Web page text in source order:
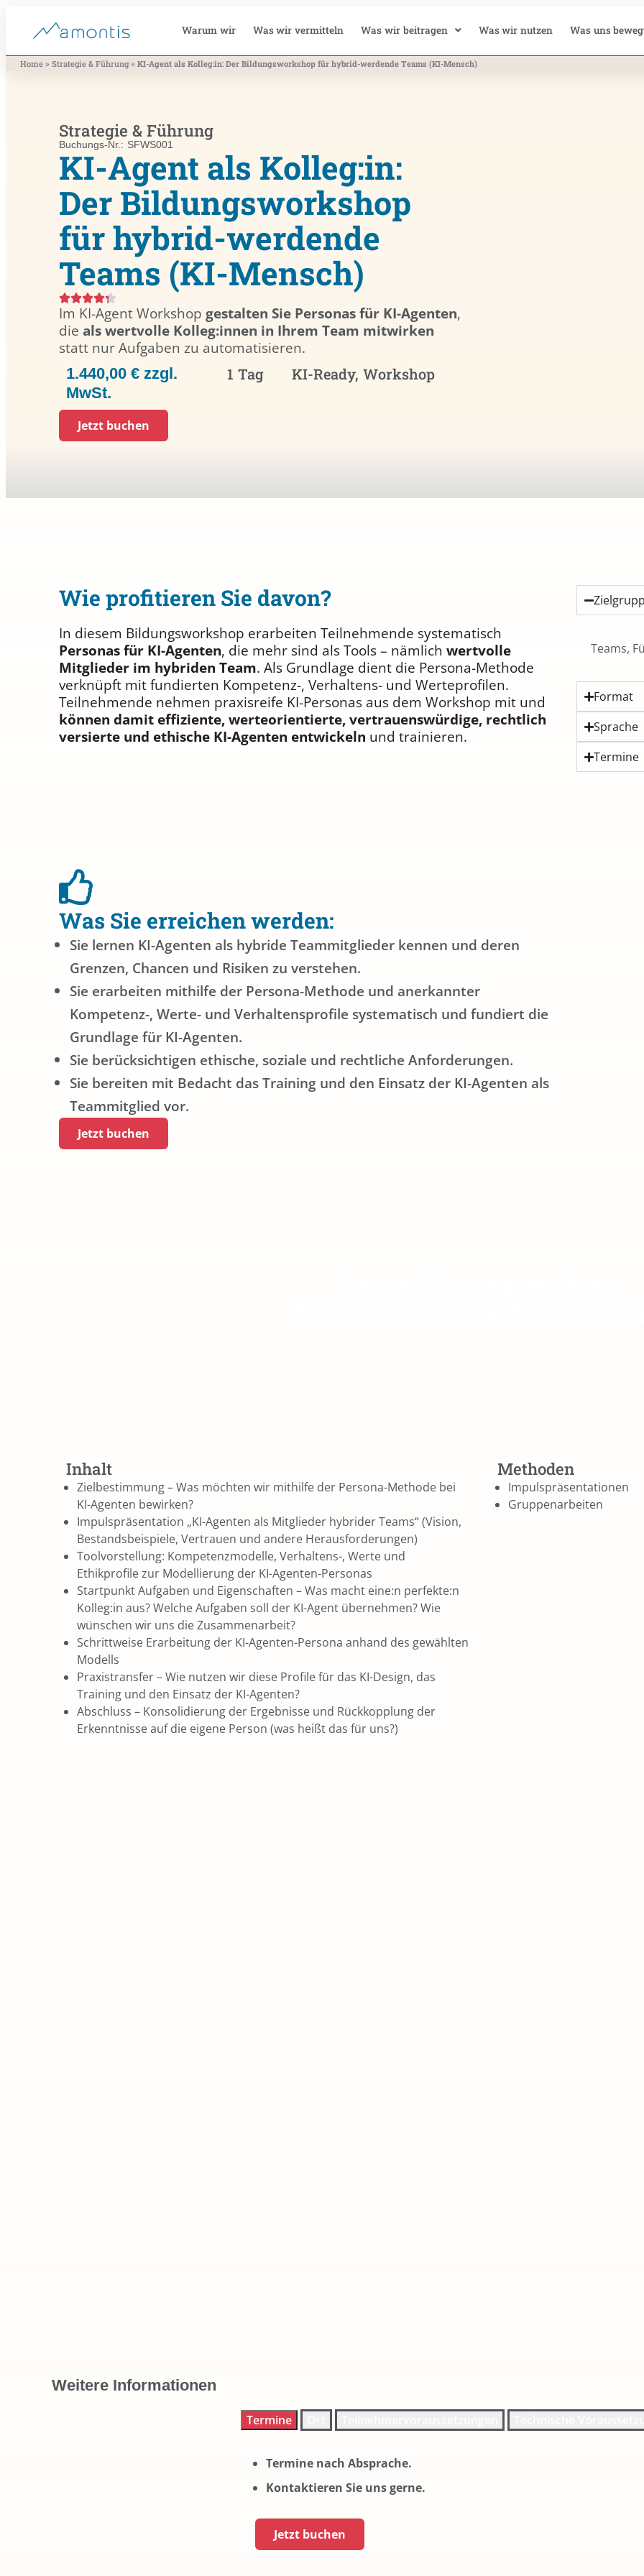
Warum wir Was wir vermitteln Was wir beitragen Was wir nutzen Was uns
Home » Strategie & Führung» KI-Agent als Kolleg:in: Der Bildungsworkshop für hybrid-werdende Teams (KI-Mensch)
Strategie & Führung
Buchungs-Nr.: SFWS001
KI-Agent als Kolleg:in:
Der Bildungsworkshop
für hybrid-werdende
Teams (KI-Mensch)
Im KI-Agent Workshop gestalten Sie Personas für KI-Agenten,
die als wertvolle Kolleg:innen in Ihrem Team mitwirken
statt nur Aufgaben zu automatisieren.
1.440,00 € zzgl.
MwSt.
1 Tag KI-Ready, Workshop
Jetzt buchen
Wie profitieren Sie davon?
In diesem Bildungsworkshop erarbeiten Teilnehmende systematisch
Personas für KI-Agenten, die mehr sind als Tools – nämlich wertvolle
Mitglieder im hybriden Team. Als Grundlage dient die Persona-Methode
verknüpft mit fundierten Kompetenz-, Verhaltens- und Werteprofilen.
Teilnehmende nehmen praxisreife KI-Personas aus dem Workshop mit und
können damit effiziente, werteorientierte, vertrauenswürdige, rechtlich
versierte und ethische KI-Agenten entwickeln und trainieren.
Teams,
Format
Sprache
Termine
Was Sie erreichen werden:
Sie lernen KI-Agenten als hybride Teammitglieder kennen und deren
Grenzen, Chancen und Risiken zu verstehen.
Sie erarbeiten mithilfe der Persona-Methode und anerkannter
Kompetenz-, Werte- und Verhaltensprofile systematisch und fundiert die
Grundlage für KI-Agenten.
Sie berücksichtigen ethische, soziale und rechtliche Anforderungen.
Sie bereiten mit Bedacht das Training und den Einsatz der KI-Agenten als
Teammitglied vor.
Jetzt buchen
Inhalt
Zielbestimmung – Was möchten wir mithilfe der Persona-Methode bei
KI-Agenten bewirken?
Impulspräsentation „KI-Agenten als Mitglieder hybrider Teams“ (Vision,
Bestandsbeispiele, Vertrauen und andere Herausforderungen)
Toolvorstellung: Kompetenzmodelle, Verhaltens-, Werte und
Ethikprofile zur Modellierung der KI-Agenten-Personas
Startpunkt Aufgaben und Eigenschaften – Was macht eine:n perfekte:n
Kolleg:in aus? Welche Aufgaben soll der KI-Agent übernehmen? Wie
wünschen wir uns die Zusammenarbeit?
Schrittweise Erarbeitung der KI-Agenten-Persona anhand des gewählten
Modells
Praxistransfer – Wie nutzen wir diese Profile für das KI-Design, das
Training und den Einsatz der KI-Agenten?
Abschluss – Konsolidierung der Ergebnisse und Rückkopplung der
Erkenntnisse auf die eigene Person (was heißt das für uns?)
Methoden
Impulspräsentationen
Gruppenarbeiten
Weitere Informationen
Termine
Termine nach Absprache.
Kontaktieren Sie uns gerne.
Jetzt buchen